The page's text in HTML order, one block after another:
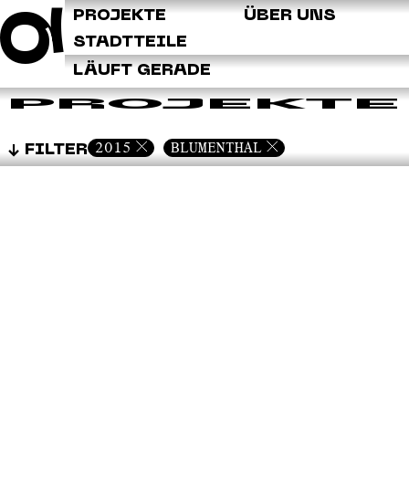
ÜBER UNS
PROJEKTE
STADTTEILE
LÄUFT GERADE
PROJEKTE
FILTER 2015 BLUMENTHAL